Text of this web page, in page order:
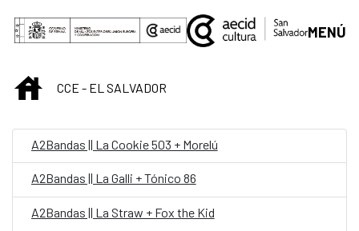
Saut au contenu principal
MENÚ
INICIOCCE - EL SALVADOR
A2Bandas || La Cookie 503 + Morelú
A2Bandas || La Galli + Tónico 86
A2Bandas || La Straw + Fox the Kid